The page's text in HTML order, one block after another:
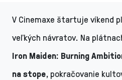
V Cinemaxe štartuje víkend
veľkých návratov. Na
Iron Maiden: Burning
na stope, pokračovanie